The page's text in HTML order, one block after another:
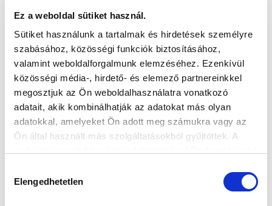
Ez a weboldal sütiket használ.
Sütiket használunk a tartalmak és hirdetések személyre
szabásához, közösségi funkciók biztosításához,
valamint weboldalforgalmunk elemzéséhez. Ezenkívül
közösségi média-, hirdető- és elemező partnereinkkel
megosztjuk az Ön weboldalhasználatra vonatkozó
adatait, akik kombinálhatják az adatokat más olyan
adatokkal, amelyeket Ön adott meg számukra vagy az
Ön által használt más szolgáltatásokból gyűjtöttek. A
kiválasztása
Elengedhetetlen